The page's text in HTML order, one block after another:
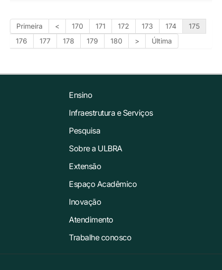
Primeira < 170 171 172 173 174
175
176
177 178 179 180 > Última
Ensino
Infraestrutura e Serviços
Pesquisa
Sobre a ULBRA
Extensão
Espaço Acadêmico
Inovação
Atendimento
Trabalhe conosco